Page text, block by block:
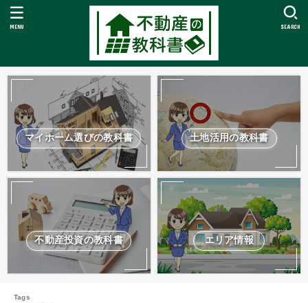
SEARCH
MENU
マイホーム選びの教科書 土地活用の教科書
不動産投資の教科書 エリア情報